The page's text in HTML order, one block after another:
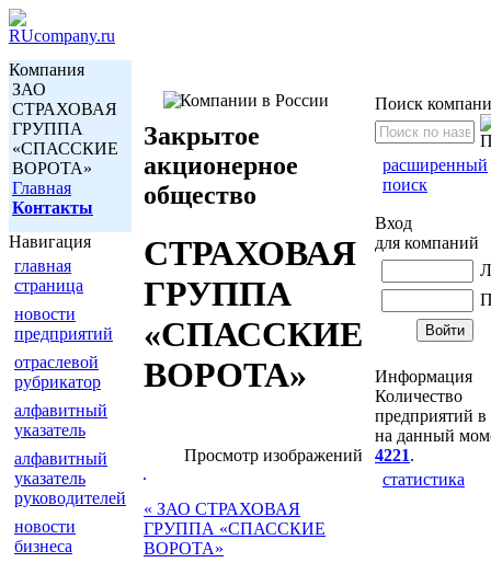
Компания
ЗАО
СТРАХОВАЯ
ГРУППА
«СПАССКИЕ
ВОРОТА»
Главная
Контакты
Навигация
главная
страница
новости
предприятий
отраслевой
рубрикатор
алфавитный
указатель
алфавитный
указатель
руководителей
новости
бизнеса
Закрытое
акционерное
общество
СТРАХОВАЯ
ГРУППА
«СПАССКИЕ
ВОРОТА»
Просмотр изображений
« ЗАО СТРАХОВАЯ
ГРУППА «СПАССКИЕ
ВОРОТА»
Поиск
расширенный
поиск
Вход
для компаний
Информация
Количество
предприятий в
на данный
4221.
статистика